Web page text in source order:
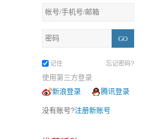
记住 忘记密码?
使用第三方登录
新浪登录
腾讯登录
没有账号?注册新账号